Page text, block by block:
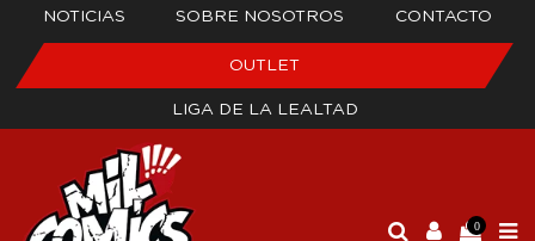
NOTICIAS SOBRE NOSOTROS CONTACTO
OUTLET
LIGA DE LA LEALTAD
0